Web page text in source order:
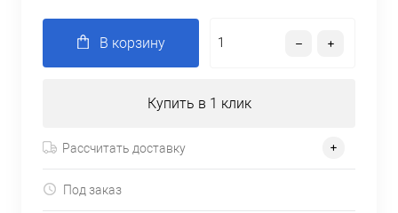
В корзину
Купить в 1 клик
Рассчитать доставку
Под заказ